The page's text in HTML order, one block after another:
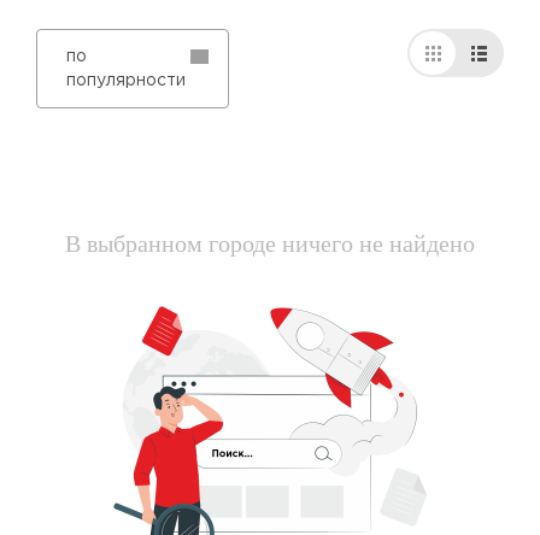
по
популярности
В выбранном городе ничего не найдено